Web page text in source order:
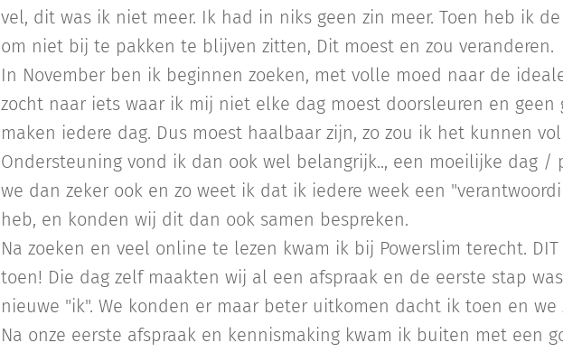
vel, dit was ik niet meer. Ik had in niks geen zin meer. Toen heb ik
om niet bij te pakken te blijven zitten, Dit moest en zou veranderen.
In November ben ik beginnen zoeken, met volle moed naar de
zocht naar iets waar ik mij niet elke dag moest doorsleuren en geen
maken iedere dag. Dus moest haalbaar zijn, zo zou ik het kunnen
Ondersteuning vond ik dan ook wel belangrijk.., een moeilijke dag /
we dan zeker ook en zo weet ik dat ik iedere week een
heb, en konden wij dit dan ook samen bespreken.
Na zoeken en veel online te lezen kwam ik bij Powerslim terecht.
toen! Die dag zelf maakten wij al een afspraak en de eerste stap
nieuwe "ik". We konden er maar beter uitkomen dacht ik toen en we
Na onze eerste afspraak en kennismaking kwam ik buiten met een